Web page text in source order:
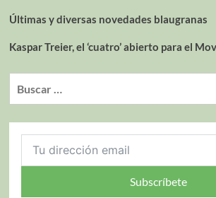
Últimas y diversas novedades blaugranas
Kaspar Treier, el ‘cuatro’ abierto para el
Subscríbete